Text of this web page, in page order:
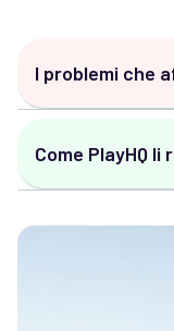
I problemi che
operazioni
Come PlayHQ li
Iscrizioni